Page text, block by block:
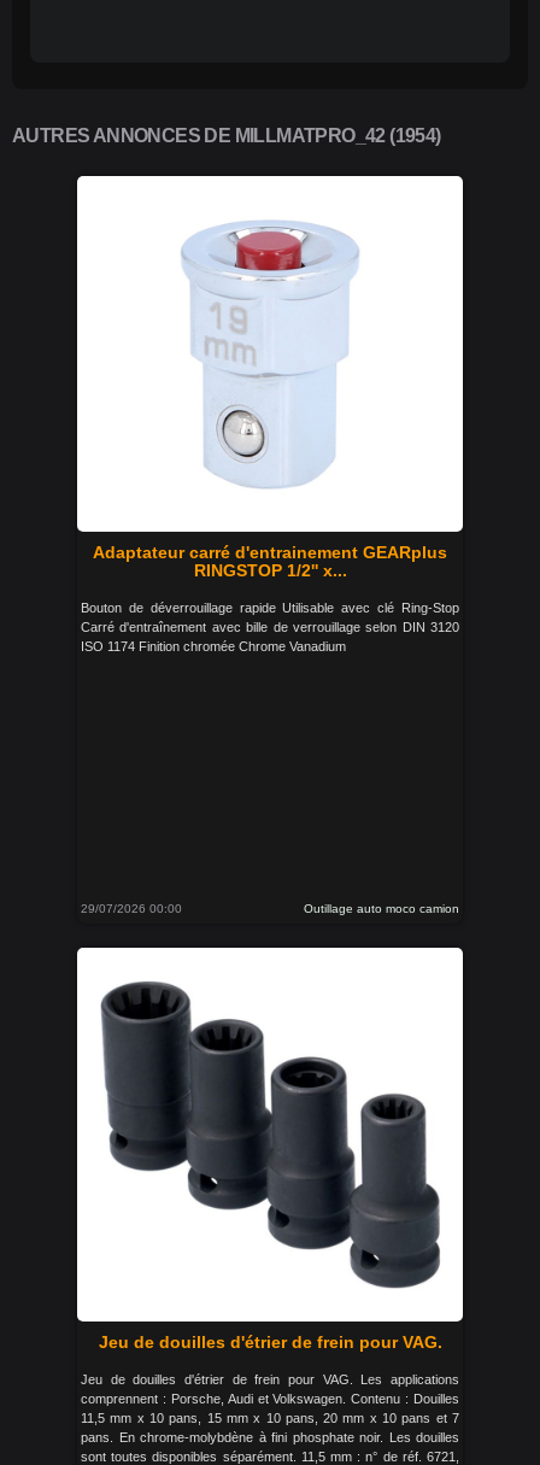
AUTRES ANNONCES DE MILLMATPRO_42 (1954)
Adaptateur carré d'entrainement GEARplus
RINGSTOP 1/2'' x...
Bouton de déverrouillage rapide Utilisable avec clé Ring-Stop
Carré d'entraînement avec bille de verrouillage selon DIN 3120
ISO 1174 Finition chromée Chrome Vanadium
29/07/2026 00:00 Outillage auto moco camion
Jeu de douilles d'étrier de frein pour VAG.
Jeu de douilles d'étrier de frein pour VAG. Les applications
comprennent : Porsche, Audi et Volkswagen. Contenu : Douilles
11,5 mm x 10 pans, 15 mm x 10 pans, 20 mm x 10 pans et 7
pans. En chrome-molybdène à fini phosphate noir. Les douilles
sont toutes disponibles séparément. 11,5 mm : n° de réf. 6721,